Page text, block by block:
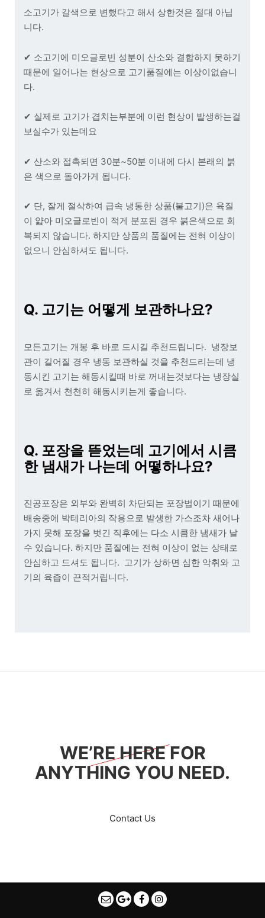
소고기가 갈색으로 변했다고 해서 상한것은 절대 아닙
니다.
✔ 소고기에 미오글로빈 성분이 산소와 결합하지 못하기
때문에 일어나는 현상으로 고기품질에는 이상이없습니
다.
✔ 실제로 고기가 겹치는부분에 이런 현상이 발생하는걸
보실수가 있는데요
✔ 산소와 접촉되면 30분~50분 이내에 다시 본래의 붉
은 색으로 돌아가게 됩니다.
✔ 단, 잘게 절삭하여 급속 냉동한 상품(불고기)은 육질
이 얇아 미오글로빈이 적게 분포된 경우 붉은색으로 회
복되지 않습니다. 하지만 상품의 품질에는 전혀 이상이
없으니 안심하셔도 됩니다.
Q. 고기는 어떻게 보관하나요?
모든고기는 개봉 후 바로 드시길 추천드립니다. 냉장보
관이 길어질 경우 냉동 보관하실 것을 추천드리는데 냉
동시킨 고기는 해동시킬때 바로 꺼내는것보다는 냉장실
로 옮겨서 천천히 해동시키는게 좋습니다.
Q. 포장을 뜯었는데 고기에서 시큼
한 냄새가 나는데 어떻하나요?
진공포장은 외부와 완벽히 차단되는 포장법이기 때문에
배송중에 박테리아의 작용으로 발생한 가스조차 새어나
가지 못해 포장을 벗긴 직후에는 다소 시큼한 냄새가 날
수 있습니다. 하지만 품질에는 전혀 이상이 없는 상태로
안심하고 드셔도 됩니다. 고기가 상하면 심한 악취와 고
기의 육즙이 끈적거립니다.
WE’RE HERE FOR
ANYTHING YOU NEED.
Contact Us